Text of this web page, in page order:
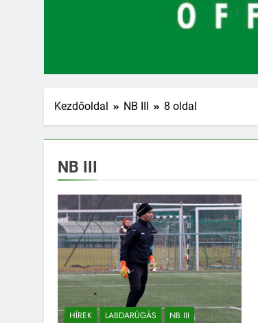
Kezdőoldal NB III 8 oldal
NB III
HÍREK LABDARÚGÁS NB III